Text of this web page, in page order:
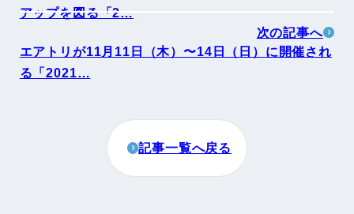
アップを図る「2…
次の記事へ
エアトリが11月11日（木）〜14日（日）に開催され
る「2021…
記事一覧へ戻る